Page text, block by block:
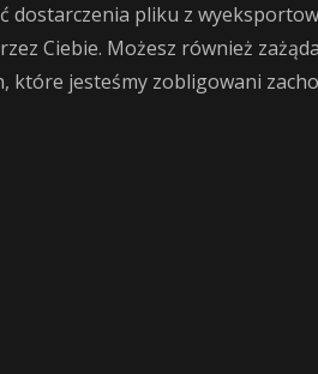
dostarczenia pliku z
Ciebie. Możesz również
które jesteśmy zobligowani